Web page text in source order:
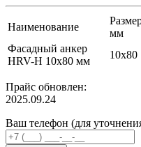
Наименование
мм
Фасадный анкер
HRV-H 10х80 мм
10х80
Прайс обновлен:
2025.09.24
Ваш телефон (для